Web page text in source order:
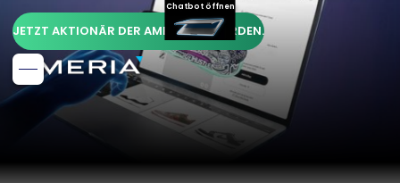
Chatbot öffnen
JETZT AKTIONÄR DER AMERIA AG WERDEN.